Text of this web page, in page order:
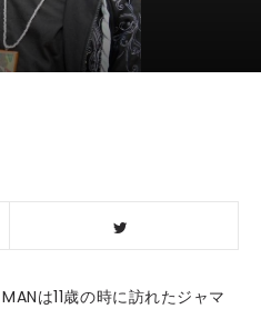
は11歳の時に訪れたジャマ